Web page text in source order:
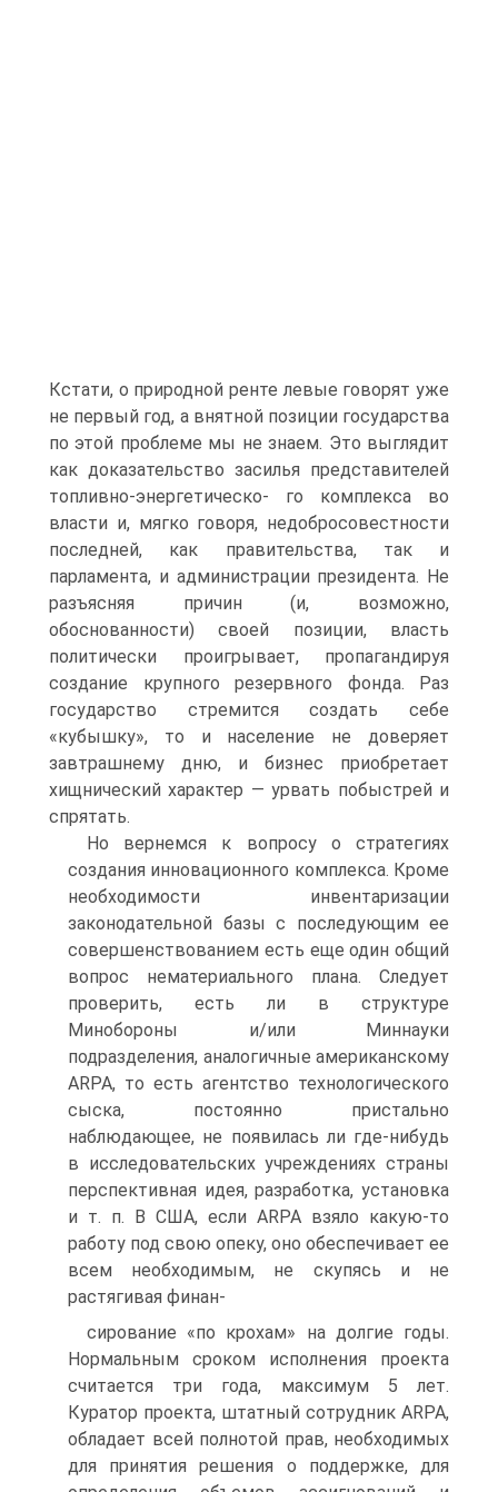
Кстати, о природной ренте левые говорят уже
не первый год, а внятной позиции государства
по этой проблеме мы не знаем. Это выглядит
как доказательство засилья представителей
топливно-энергетическо- го комплекса во
власти и, мягко говоря, недобросовестности
последней, как правительства, так и
парламента, и администрации президента. Не
разъясняя причин (и, возможно,
обоснованности) своей позиции, власть
политически проигрывает, пропагандируя
создание крупного резервного фонда. Раз
государство стремится создать себе
«кубышку», то и население не доверяет
завтрашнему дню, и бизнес приобретает
хищнический характер — урвать побыстрей и
спрятать.
Но вернемся к вопросу о стратегиях
создания инновационного комплекса. Кроме
необходимости инвентаризации
законодательной базы с последующим ее
совершенствованием есть еще один общий
вопрос нематериального плана. Следует
проверить, есть ли в структуре
Минобороны и/или Миннауки
подразделения, аналогичные американскому
ARPA, то есть агентство технологического
сыска, постоянно пристально
наблюдающее, не появилась ли где-нибудь
в исследовательских учреждениях страны
перспективная идея, разработка, установка
и т. п. В США, если ARPA взяло какую-то
работу под свою опеку, оно обеспечивает ее
всем необходимым, не скупясь и не
растягивая финан-
сирование «по крохам» на долгие годы.
Нормальным сроком исполнения проекта
считается три года, максимум 5 лет.
Куратор проекта, штатный сотрудник ARPA,
обладает всей полнотой прав, необходимых
для принятия решения о поддержке, для